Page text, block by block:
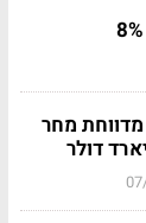
מחר